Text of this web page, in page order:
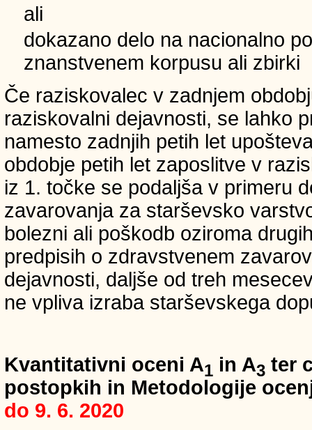
ali
dokazano delo na nacionalno
znanstvenem korpusu ali zbirki
Če raziskovalec v zadnjem
raziskovalni dejavnosti, se lahko
namesto zadnjih petih let
obdobje petih let zaposlitve v
iz 1. točke se podaljša v primeru
zavarovanja za starševsko
bolezni ali poškodb oziroma
predpisih o zdravstvenem
dejavnosti, daljše od treh
ne vpliva izraba starševskega
Kvantitativni oceni A1 in A3 ter
postopkih in Metodologije
do 9. 6. 2020